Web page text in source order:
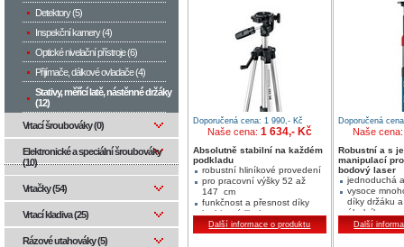
Doporučená cena: 1 990,- Kč
Naše cena: 1 634,- Kč
Absolutně stabilní na každém
podkladu
robustní hliníkové provedení
pro pracovní výšky 52 až
147 cm
funkčnost a přesnost díky
krabicové libele
Další informace o produktu
Doporučená
Naše
Robustní a s
manipulací
bodový laser
jednoduchá
vysoce
díky držáku
úhelníku
robustní a
konstrukce
Další
Detektory (5)
Inspekční kamery (4)
Optické nivelační přístroje (6)
Přijímače, dálkové ovladače (4)
Stativy, měřící latě, nástěnné držáky
(12)
Vrtací šroubováky (0)
Elektronické a speciální šroubováky
(10)
Vrtačky (54)
Vrtací kladiva (25)
Rázové utahováky (5)